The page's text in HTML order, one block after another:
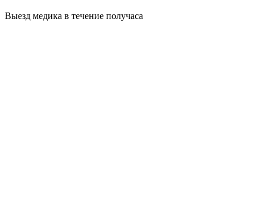
Выезд медика в течение получаса